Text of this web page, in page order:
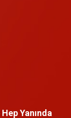
Yanında